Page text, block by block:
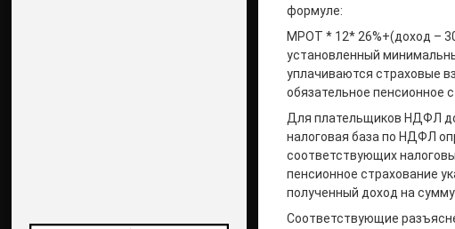
формуле:
МРОТ * 12* 26%+(доход –
установленный
уплачиваются страховые
обязательное пенсионное
Для плательщиков НДФЛ
налоговая база по НДФЛ
соответствующих
пенсионное страхование
полученный доход на
Соответствующие